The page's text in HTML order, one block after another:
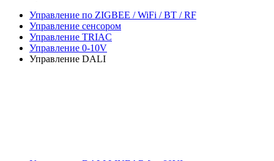
Управление по ZIGBEE / WiFi / BT / RF
Управление сенсором
Управление TRIAC
Управление 0-10V
Управление DALI